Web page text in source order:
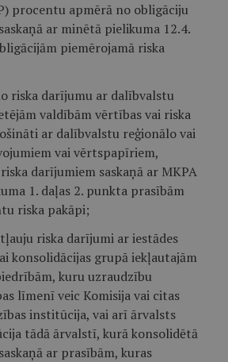
procentu apmērā no obligāciju
ar minētā pielikuma 12.4.
piemērojamā riska
riska darījumu ar dalībvalstu
valdībām vērtības vai riska
ar dalībvalstu reģionālo vai
vai vērtspapīriem,
darījumiem saskaņā ar MKPA
1. daļas 2. punkta prasībām
riska pakāpi;
riska darījumi ar iestādes
konsolidācijas grupā iekļautajām
kuru uzraudzību
līmenī veic Komisija vai citas
institūcija, vai arī ārvalsts
tādā ārvalstī, kurā konsolidētā
ar prasībām, kuras